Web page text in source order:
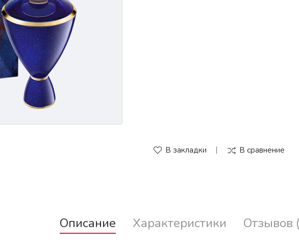
В закладки В сравнение
Описание Характеристики Отзывов